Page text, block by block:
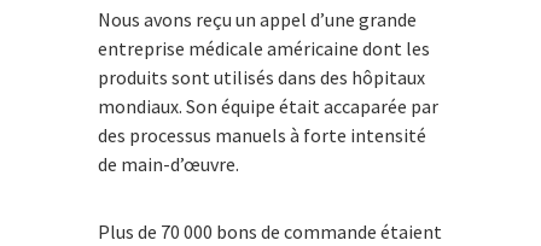
Nous avons reçu un appel d’une grande
entreprise médicale américaine dont les
produits sont utilisés dans des hôpitaux
mondiaux. Son équipe était accaparée par
des processus manuels à forte intensité
de main-d’œuvre.
Plus de 70 000 bons de commande étaient